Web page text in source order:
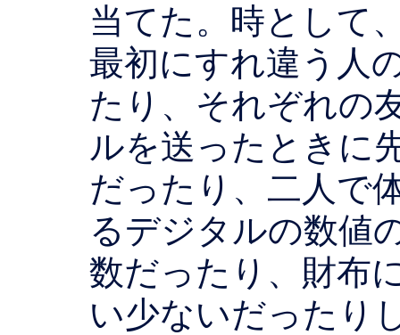
当てた。時として
最初にすれ違う人
たり、それぞれの
ルを送ったときに
だったり、二人で
るデジタルの数値
数だったり、財布
い少ないだったり